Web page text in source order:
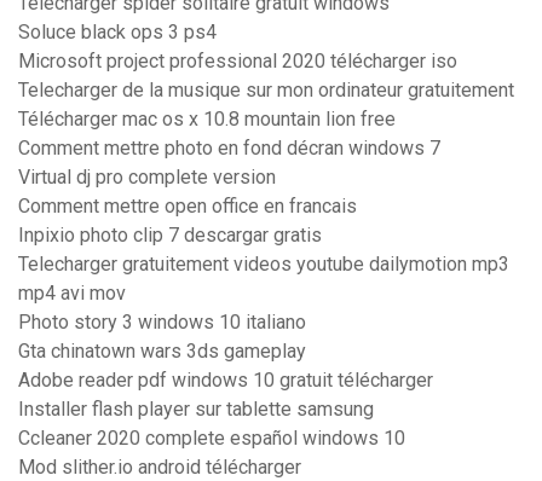
Soluce black ops 3 ps4
Microsoft project professional 2020 télécharger iso
Telecharger de la musique sur mon ordinateur gratuitement
Télécharger mac os x 10.8 mountain lion free
Comment mettre photo en fond décran windows 7
Virtual dj pro complete version
Comment mettre open office en francais
Inpixio photo clip 7 descargar gratis
Telecharger gratuitement videos youtube dailymotion mp3
mp4 avi mov
Photo story 3 windows 10 italiano
Gta chinatown wars 3ds gameplay
Adobe reader pdf windows 10 gratuit télécharger
Installer flash player sur tablette samsung
Ccleaner 2020 complete español windows 10
Mod slither.io android télécharger